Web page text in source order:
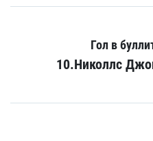
Гол в
10.Николлс